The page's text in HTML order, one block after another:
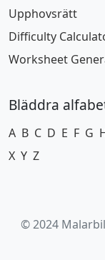
Upphovsrätt
Difficulty
Worksheet
Bläddra
A B C D E F G
X Y Z
© 2024